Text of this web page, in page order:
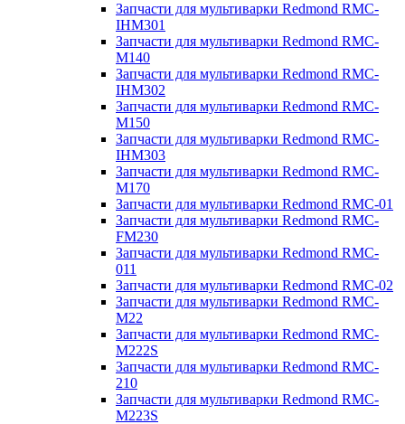
Запчасти для мультиварки Redmond RMC-
IHM301
Запчасти для мультиварки Redmond RMC-
M140
Запчасти для мультиварки Redmond RMC-
IHM302
Запчасти для мультиварки Redmond RMC-
M150
Запчасти для мультиварки Redmond RMC-
IHM303
Запчасти для мультиварки Redmond RMC-
M170
Запчасти для мультиварки Redmond RMC-01
Запчасти для мультиварки Redmond RMC-
FM230
Запчасти для мультиварки Redmond RMC-
011
Запчасти для мультиварки Redmond RMC-02
Запчасти для мультиварки Redmond RMC-
M22
Запчасти для мультиварки Redmond RMC-
M222S
Запчасти для мультиварки Redmond RMC-
210
Запчасти для мультиварки Redmond RMC-
M223S